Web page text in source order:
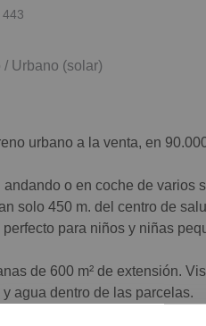
443
/ Urbano (solar)
urbano a la venta, en
andando o en coche de varios
solo 450 m. del centro de
para niños y niñas
de 600 m² de extensión.
agua dentro de las parcelas.